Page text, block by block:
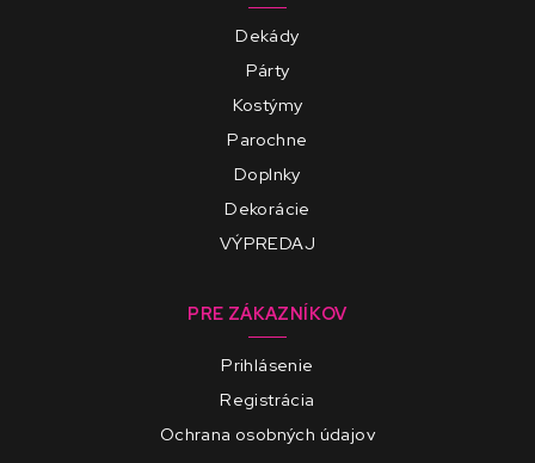
Dekády
Párty
Kostýmy
Parochne
Doplnky
Dekorácie
VÝPREDAJ
PRE ZÁKAZNÍKOV
Prihlásenie
Registrácia
Ochrana osobných údajov